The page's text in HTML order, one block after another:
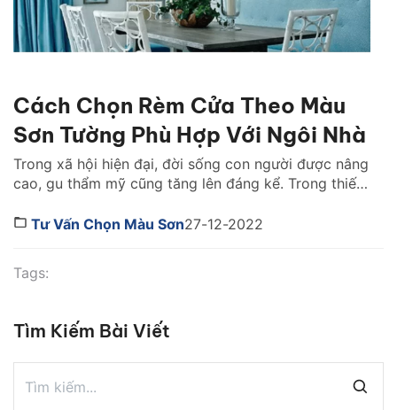
Cách Chọn Rèm Cửa Theo Màu
Sơn Tường Phù Hợp Với Ngôi Nhà
Trong xã hội hiện đại, đời sống con người được nâng
cao, gu thẩm mỹ cũng tăng lên đáng kể. Trong thiết
vật không thể bỏ qua. Một chiếc rèm cửa không chỉ
Tư Vấn Chọn Màu Sơn27-12-2022
Tags:
Tìm Kiếm Bài Viết